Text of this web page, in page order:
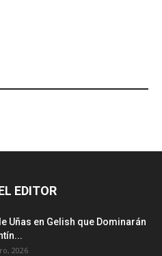
EDITOR
Uñas en Gelish que Dominarán
2026